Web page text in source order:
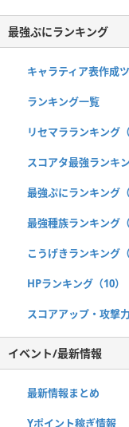
最強ぷにランキング
キャラティア表作成
ランキング一覧
リセマラランキング（
スコアタ最強ランキ
最強ぷにランキング（
最強種族ランキング（
こうげきランキング（
HPランキング（10）
スコアアップ・攻撃
イベント/最新情報
最新情報まとめ
Yポイント稼ぎ情報